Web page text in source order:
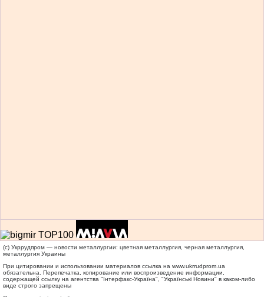
(c) Укррудпром — новости металлургии: цветная металлургия, черная металлургия,
металлургия Украины
При цитировании и использовании материалов ссылка на www.ukrrudprom.ua
обязательна. Перепечатка, копирование или воспроизведение информации,
содержащей ссылку на агентства "Iнтерфакс-Україна", "Українськi Новини" в каком-либо
виде строго запрещены